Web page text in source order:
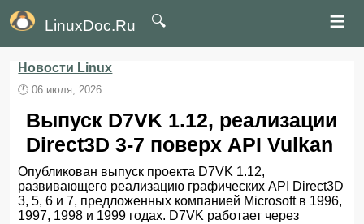
LinuxDoc.Ru 🔍 ≡
Новости Linux
🕛06 июля, 2026.
Выпуск D7VK 1.12, реализации
Direct3D 3-7 поверх API Vulkan
Опубликован выпуск проекта D7VK 1.12,
развивающего реализацию графических API Direct3D
3, 5, 6 и 7, предложенных компанией Microsoft в 1996,
1997, 1998 и 1999 годах. D7VK работает через